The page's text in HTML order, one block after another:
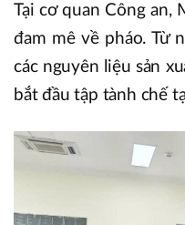
Tại cơ quan Công an,
đam mê về pháo. Từ
các nguyên liệu sản
bắt đầu tập tành chế